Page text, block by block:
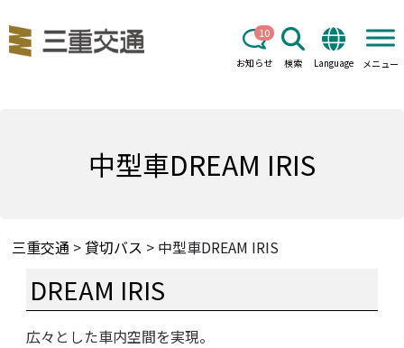
お知らせ
10
検索 Language メニュー
中型車DREAM IRIS
三重交通 >貸切バス > 中型車DREAM IRIS
DREAM IRIS
広々とした車内空間を実現。